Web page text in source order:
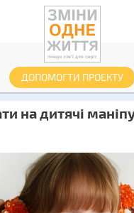
ДОПОМОГТИ ПРОЕКТУ
на дитячі